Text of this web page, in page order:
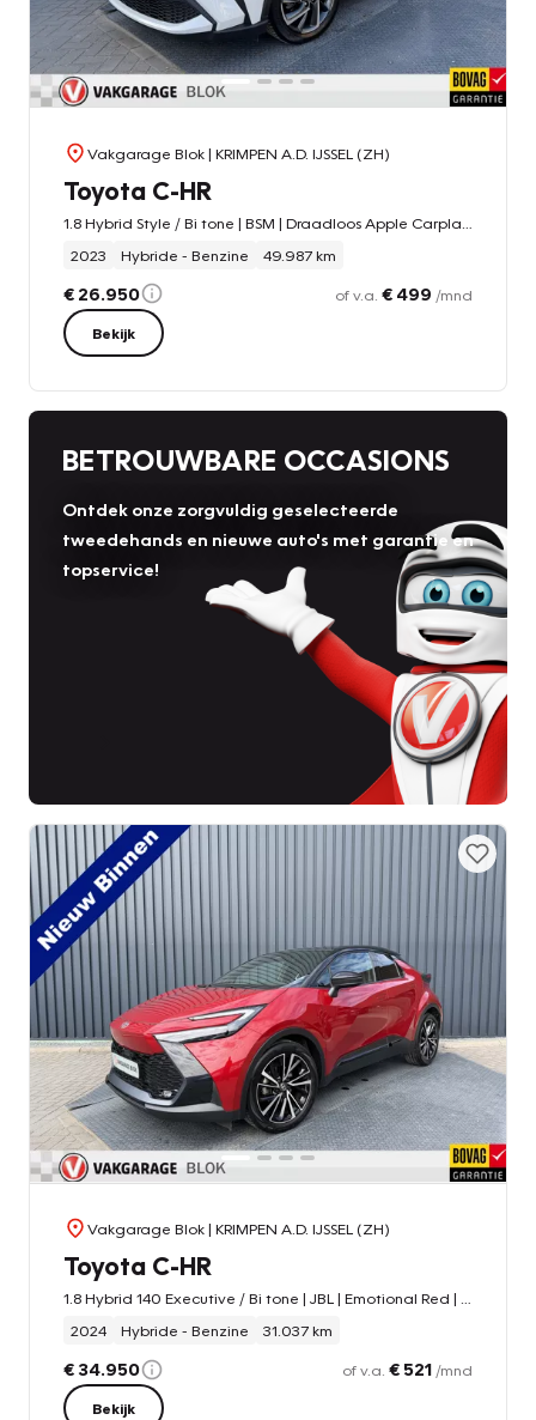
Vakgarage Blok| KRIMPEN A.D. IJSSEL (ZH)
Toyota C-HR
2023
Hybride - Benzine 49.987 km
€ 26.950 of v.a. € 499 /mnd
Bekijk
BETROUWBARE OCCASIONS
Ontdek onze zorgvuldig geselecteerde
tweedehands en nieuwe auto's met garantie en
topservice!
Vakgarage Blok| KRIMPEN A.D. IJSSEL (ZH)
Toyota C-HR
2024
Hybride - Benzine 31.037 km
€ 34.950 of v.a. € 521 /mnd
Bekijk